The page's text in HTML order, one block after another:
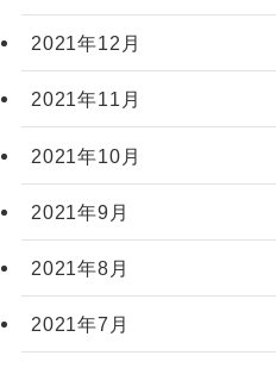
2021年12月
2021年11月
2021年10月
2021年9月
2021年8月
2021年7月